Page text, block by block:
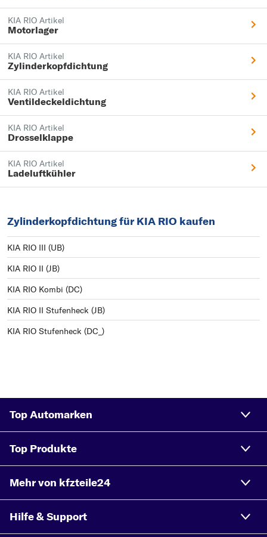
KIA RIO Artikel
Motorlager
KIA RIO Artikel
Zylinderkopfdichtung
KIA RIO Artikel
Ventildeckeldichtung
KIA RIO Artikel
Drosselklappe
KIA RIO Artikel
Ladeluftkühler
Zylinderkopfdichtung für KIA RIO kaufen
KIA RIO III (UB)
KIA RIO II (JB)
KIA RIO Kombi (DC)
KIA RIO II Stufenheck (JB)
KIA RIO Stufenheck (DC_)
Top Automarken
Top Produkte
Mehr von kfzteile24
Hilfe & Support